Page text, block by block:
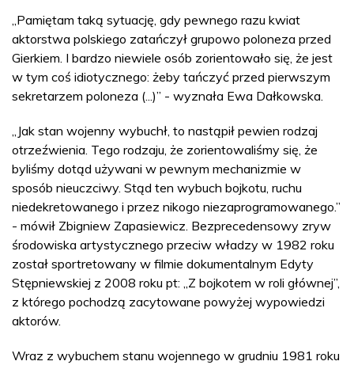
„Pamiętam taką sytuację, gdy pewnego razu kwiat
aktorstwa polskiego zatańczył grupowo poloneza przed
Gierkiem. I bardzo niewiele osób zorientowało się, że jest
w tym coś idiotycznego: żeby tańczyć przed pierwszym
sekretarzem poloneza (...)” - wyznała Ewa Dałkowska.
„Jak stan wojenny wybuchł, to nastąpił pewien rodzaj
otrzeźwienia. Tego rodzaju, że zorientowaliśmy się, że
byliśmy dotąd używani w pewnym mechanizmie w
sposób nieuczciwy. Stąd ten wybuch bojkotu, ruchu
niedekretowanego i przez nikogo niezaprogramowanego.”
- mówił Zbigniew Zapasiewicz. Bezprecedensowy zryw
środowiska artystycznego przeciw władzy w 1982 roku
został sportretowany w filmie dokumentalnym Edyty
Stępniewskiej z 2008 roku pt: „Z bojkotem w roli głównej”,
z którego pochodzą zacytowane powyżej wypowiedzi
aktorów.
Wraz z wybuchem stanu wojennego w grudniu 1981 roku